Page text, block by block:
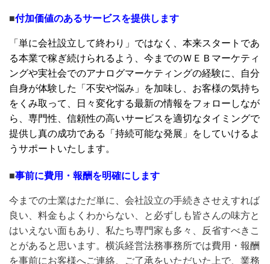
■付加価値のあるサービスを提供します
「単に会社設立して終わり」ではなく、本来スタートであ
る本業で稼ぎ続けられるよう、今までのＷＥＢマーケティ
ングや実社会でのアナログマーケティングの経験に、自分
自身が体験した「不安や悩み」を加味し、お客様の気持ち
をくみ取って、日々変化する最新の情報をフォローしなが
ら、専門性、信頼性の高いサービスを適切なタイミングで
提供し真の成功である「持続可能な発展」をしていけるよ
うサポートいたします。
■事前に費用・報酬を明確にします
今までの士業はただ単に、会社設立の手続きさせえすれば
良い、料金もよくわからない、と必ずしも皆さんの味方と
はいえない面もあり、私たち専門家も多々、反省すべきこ
とがあると思います。横浜経営法務事務所では費用・報酬
を事前にお客様へご連絡、ご了承をいただいた上で、業務